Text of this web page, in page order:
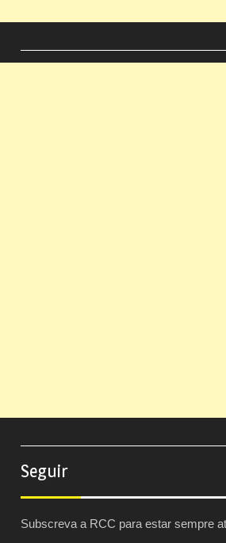
Seguir
Subscreva a RCC para estar sempre